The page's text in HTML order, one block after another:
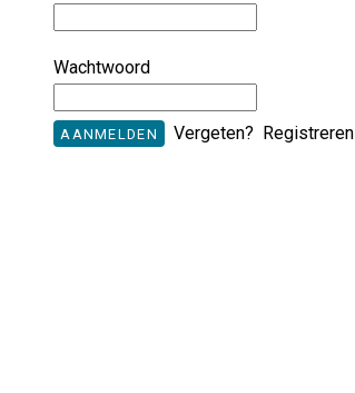
Wachtwoord
Vergeten? Registreren